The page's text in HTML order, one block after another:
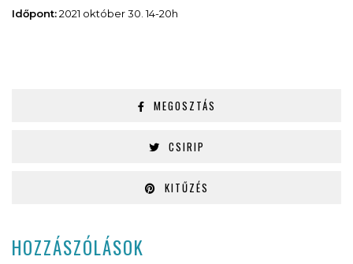
Időpont:2021 október 30. 14-20h
MEGOSZTÁS
CSIRIP
KITŰZÉS
HOZZÁSZÓLÁSOK